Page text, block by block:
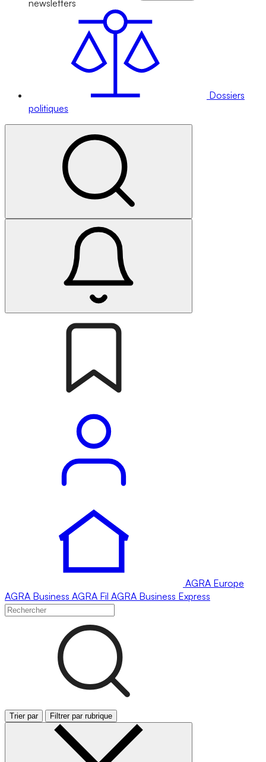
newsletters
Dossiers
politiques
AGRA Europe
AGRA Business AGRA Fil AGRA Business Express
Trier par Filtrer par rubrique